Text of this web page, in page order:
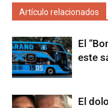
Artículo relacionados
El
este
El